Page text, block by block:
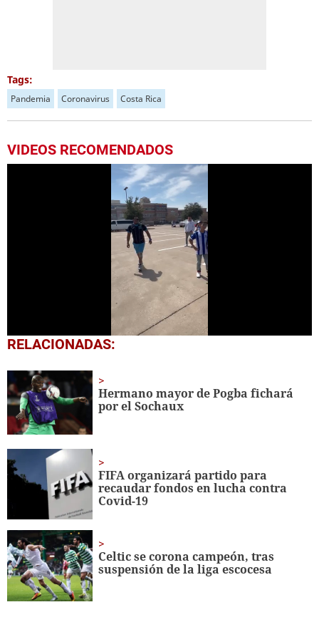
Tags:
Pandemia Coronavirus Costa Rica
VIDEOS RECOMENDADOS
0
seconds
1
minute,
12
seconds
RELACIONADAS:
Hermano mayor de Pogba fichará
por el Sochaux
FIFA organizará partido para
recaudar fondos en lucha contra
Covid-19
Celtic se corona campeón, tras
suspensión de la liga escocesa